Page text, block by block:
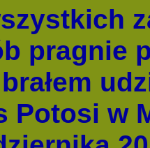
pragnie
Potosi w